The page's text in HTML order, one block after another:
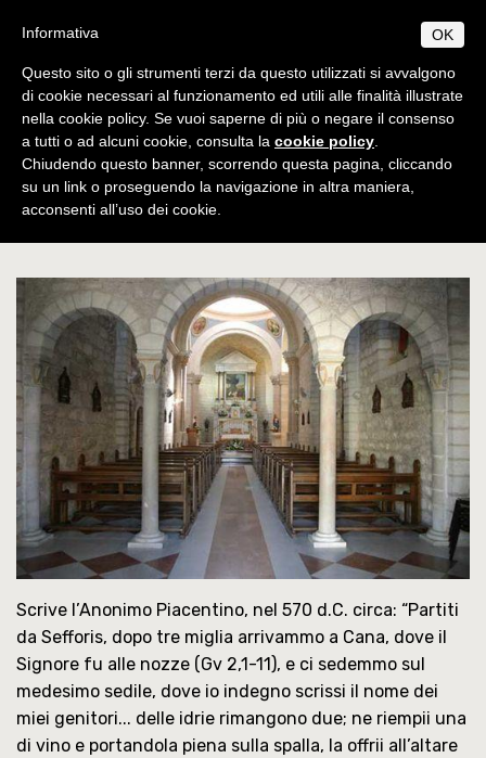
contenuto
principale
FRANCISCANUM
MENU
EN
IT
CHI SIAMO
Informazioni di base
Origini e sviluppo
Centenario di fondazione
Professori
Studenti
Sede accademica
Biblioteca
PROGRAMMI
Norme generali
Diplomi
Corsi 2025-2026
Ordinamento STJ
Ordo e Depliant
PUBBLICAZIONI
Collectio Maior
Analecta
Museum
Liber Annuus
Altro
AMBIENTE BIBLICO
Archeologia
Museo archeologico
Eventi
Conferenze
Tesi Licenza / Dottorato
CABT
Cronaca
Notiziario
SEGRETERIA
Orari
Scadenze accademiche
Norme metodologiche
Tasse accademiche
Contatti
Studium Biblicum
Franciscanum
Ambiente
biblico
EscursioniGalilea
Cana
Scrive l’Anonimo Piacentino, nel 570 d.C. circa: “Partiti
da Sefforis, dopo tre miglia arrivammo a Cana, dove il
Signore fu alle nozze (Gv 2,1-11), e ci sedemmo sul
medesimo sedile, dove io indegno scrissi il nome dei
miei genitori... delle idrie rimangono due; ne riempii una
di vino e portandola piena sulla spalla, la offrii all’altare
OK
Informativa
Questo sito o gli strumenti terzi da questo utilizzati si avvalgono
di cookie necessari al funzionamento ed utili alle finalità illustrate
nella cookie policy. Se vuoi saperne di più o negare il consenso
a tutti o ad alcuni cookie, consulta la cookie policy
Chiudendo questo banner, scorrendo questa pagina, cliccando
su un link o proseguendo la navigazione in altra maniera,
acconsenti all’uso dei cookie.